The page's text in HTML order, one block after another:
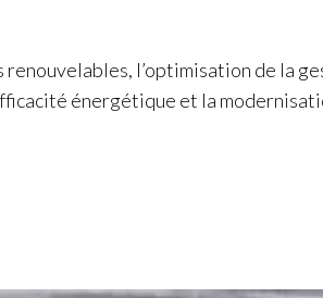
l’optimisation de la
énergétique et la